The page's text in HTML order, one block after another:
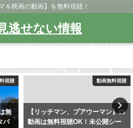
＆映画の動画】を無料視聴！
逃せない情報
視聴
無
バ
動画無料視聴
【リッチマン、プアウーマン】の
動画は無料視聴OK！未公開シー